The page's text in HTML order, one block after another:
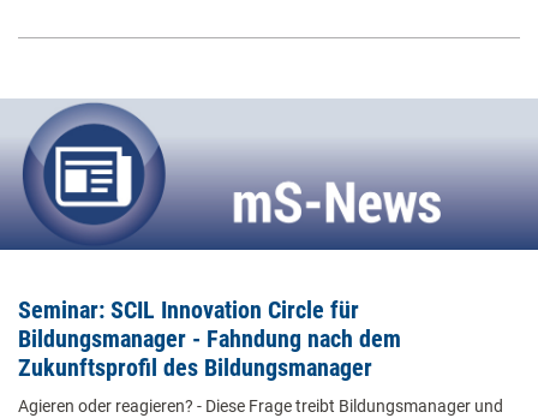
Seminar: SCIL Innovation Circle für
Bildungsmanager - Fahndung nach dem
Zukunftsprofil des Bildungsmanager
Agieren oder reagieren? - Diese Frage treibt Bildungsmanager und